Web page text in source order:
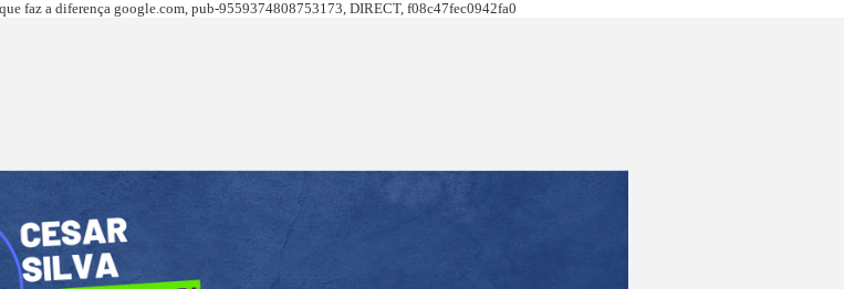
faz a diferença google.com, pub-9559374808753173, DIRECT, f08c47fec0942fa0